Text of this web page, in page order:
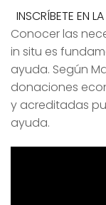
INSCRÍBETE EN
Conocer las
in situ es
ayuda. Según
donaciones
y acreditadas
ayuda.